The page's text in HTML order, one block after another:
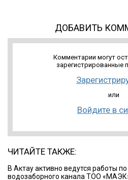
ДОБАВИТЬ
Комментарии могут
зарегистрированные
или
Войдите в
ЧИТАЙТЕ ТАКЖЕ:
В Актау активно ведутся работы
водозаборного канала ТОО